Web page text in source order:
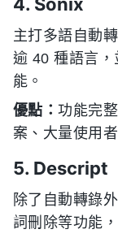
主打多語自動
逾 40 種語言，
能。
優點：功能完
案、大量使用
5. Descript
除了自動轉錄
詞刪除等功能